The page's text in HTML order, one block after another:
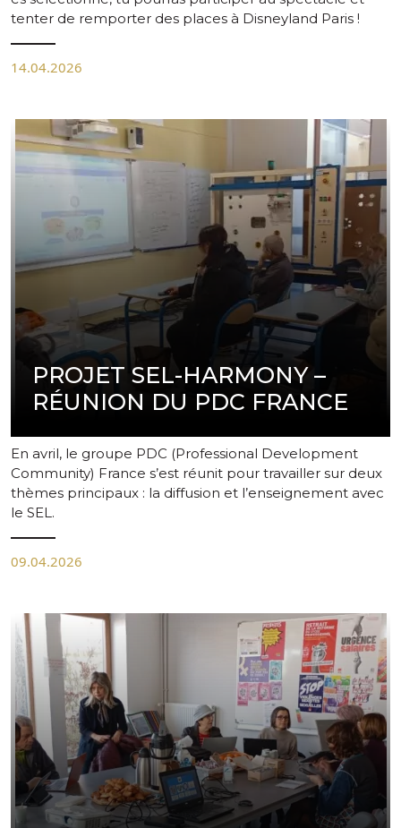
tenter de remporter des places à Disneyland Paris !
14.04.2026
PROJET SEL-HARMONY –
RÉUNION DU PDC FRANCE
En avril, le groupe PDC (Professional Development
Community) France s’est réunit pour travailler sur deux
thèmes principaux : la diffusion et l’enseignement avec
le SEL.
09.04.2026